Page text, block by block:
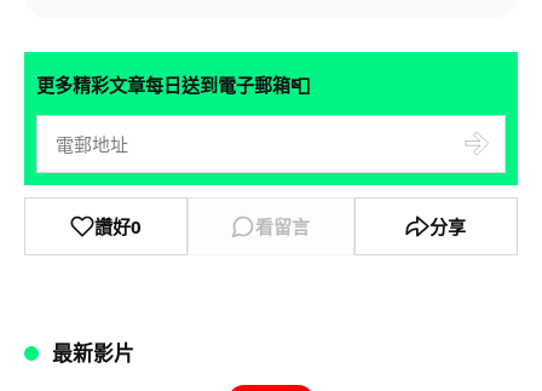
更多精彩文章每日送到電子郵箱📮
讚好0 看留言 分享
最新影片